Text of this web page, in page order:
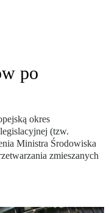
po
okres
(tzw.
Ministra Środowiska
zmieszanych